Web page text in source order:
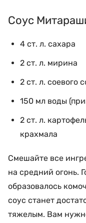
Соус
4 ст. л. сахара
2 ст. л. мирина
2 ст. л. соевого
150 мл воды
2 ст. л.
крахмала
Смешайте все
на средний огонь.
образовалось
соус станет
тяжелым. Вам